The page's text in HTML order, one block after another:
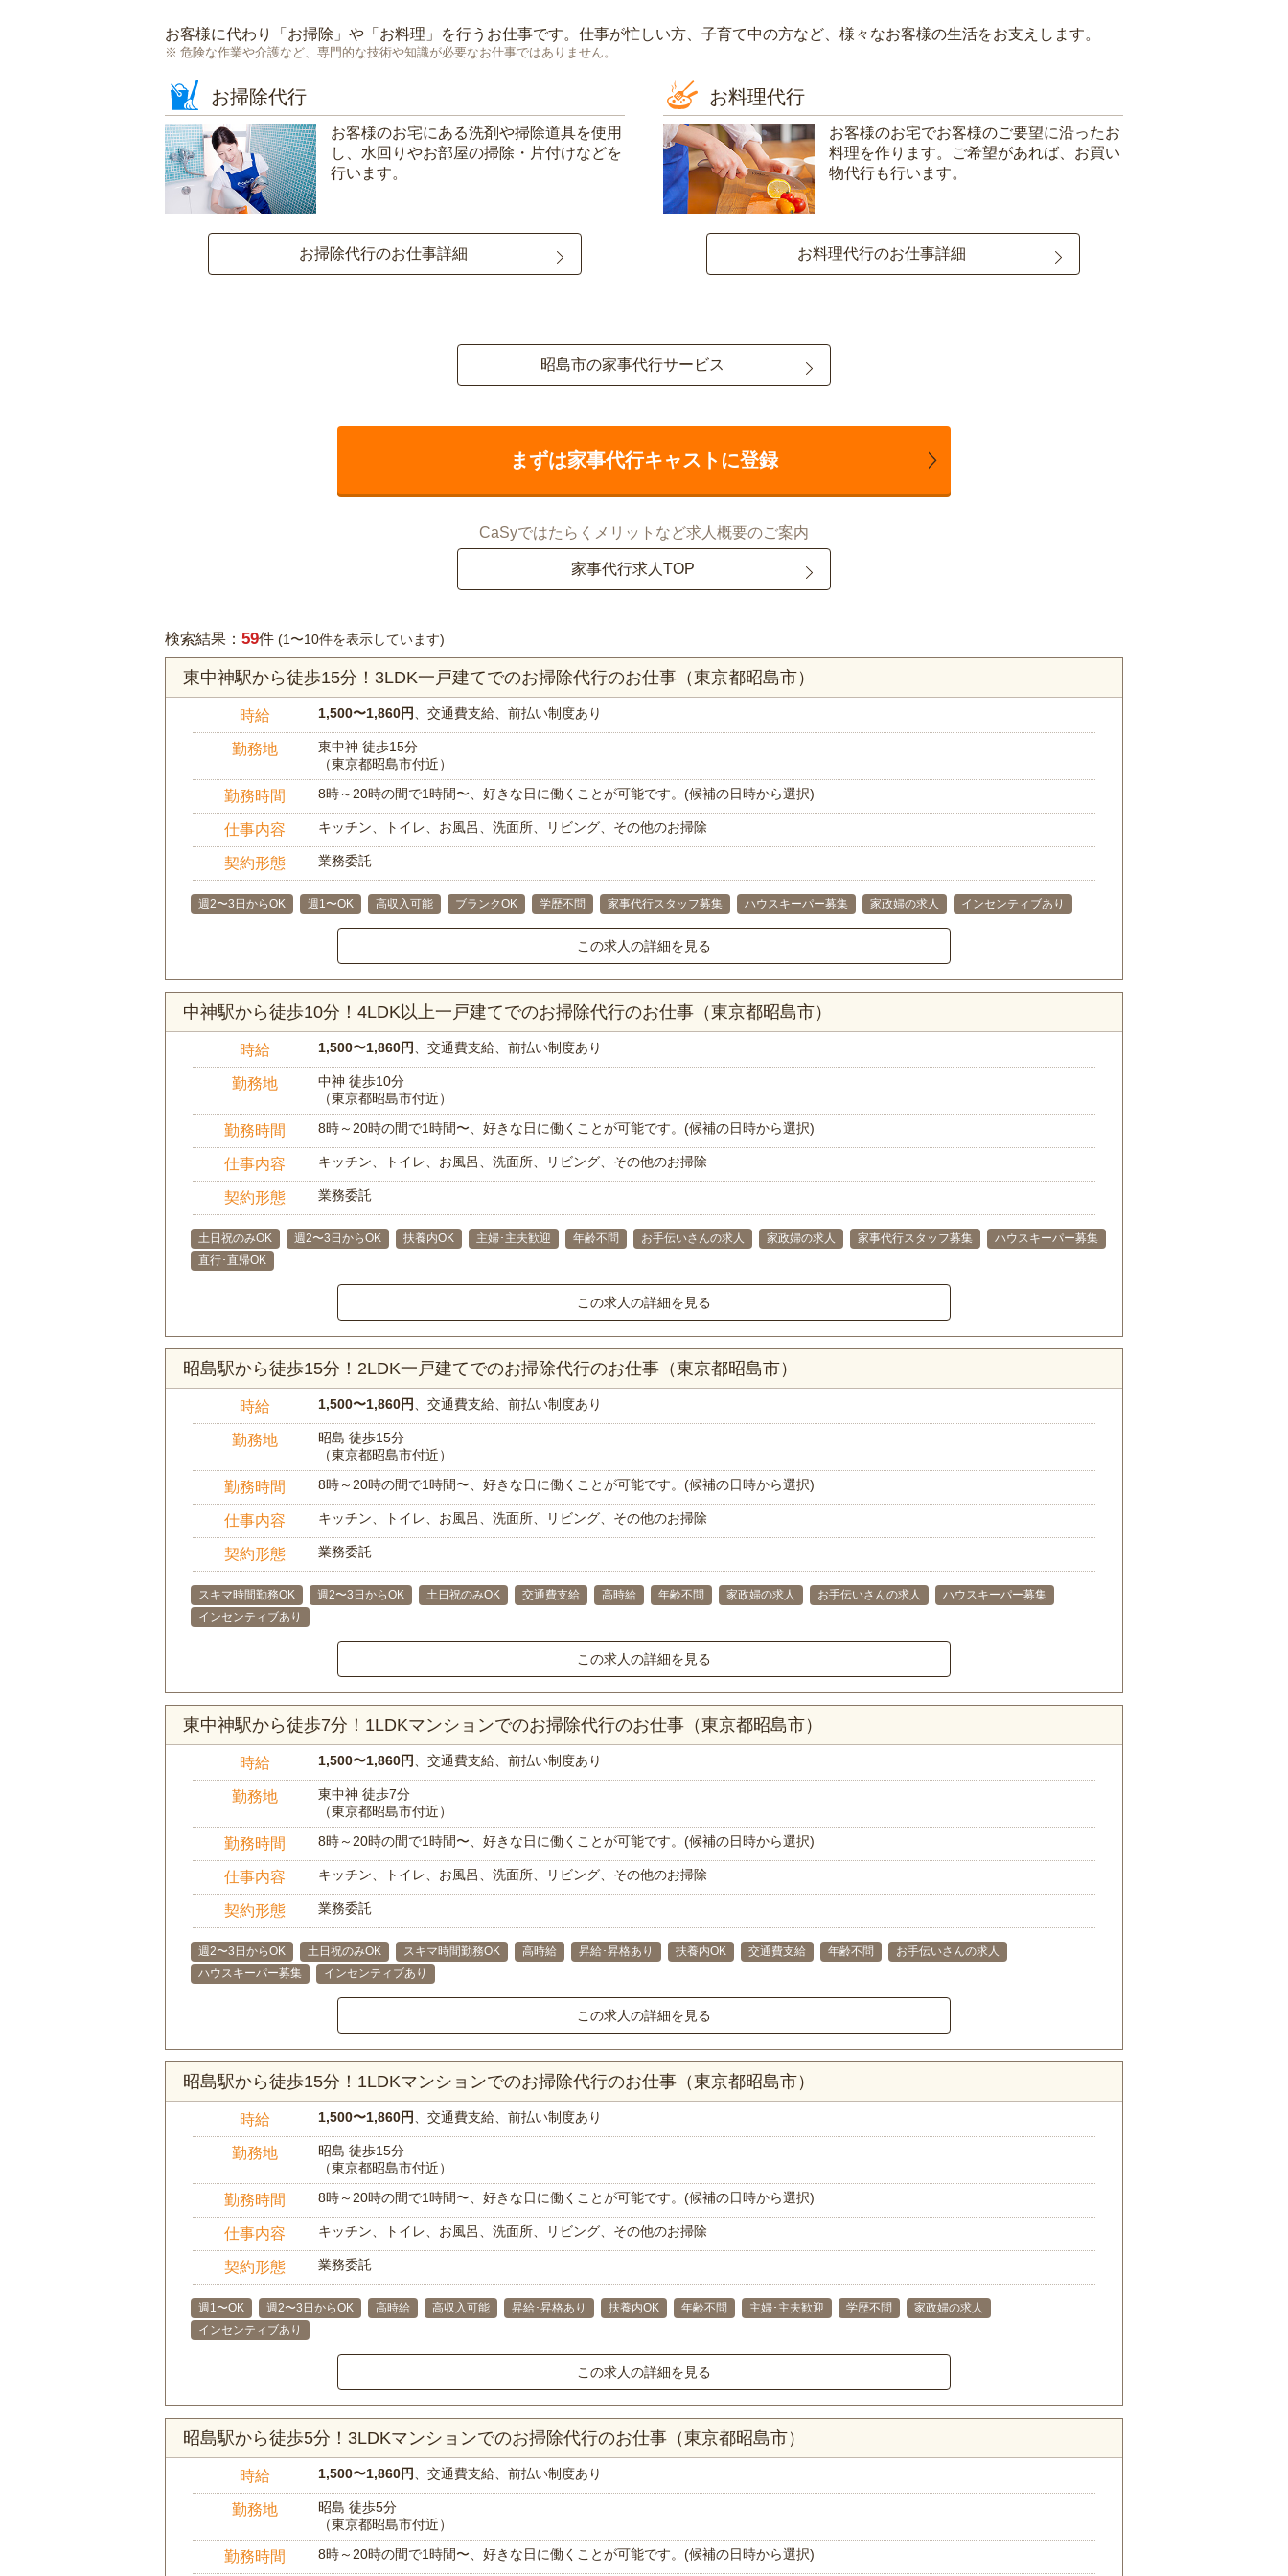
お客様に代わり「 お掃除 」や「 お料理 」を行うお仕事です。仕事が忙しい方、子育て中の方など、様々なお客様の生活をお支えします。
危険な作業や介護など、専門的な技術や知識が必要なお仕事ではありません。
お掃除代行
お客様のお宅にある洗剤や掃除道具を使用
し、水回りやお部屋の掃除・片付けなどを
行います。
お掃除代行のお仕事詳細
お料理代行
お客様のお宅でお客様のご要望に沿ったお
料理を作ります。ご希望があれば、お買い
物代行も行います。
お料理代行のお仕事詳細
昭島市の家事代行サービス
まずは家事代行キャストに登録
CaSyではたらくメリットなど求人概要のご案内
家事代行求人TOP
検索結果： 59件 (1〜10件を表示しています)
東中神駅から徒歩15分！3LDK一戸建てでのお掃除代行のお仕事（東京都昭島市）
時給 1,500〜1,860円 、交通費支給、前払い制度あり
勤務地
東中神 徒歩15分
（東京都昭島市付近）
勤務時間 8時～20時の間で1時間〜、好きな日に働くことが可能です。(候補の日時から選択)
仕事内容 キッチン、トイレ、お風呂、洗面所、リビング、その他のお掃除
契約形態 業務委託
週2〜3日からOK 週1〜OK 高収入可能 ブランクOK 学歴不問 家事代行スタッフ募集 ハウスキーパー募集 家政婦の求人 インセンティブあり
この求人の詳細を見る
中神駅から徒歩10分！4LDK以上一戸建てでのお掃除代行のお仕事（東京都昭島市）
時給 1,500〜1,860円 、交通費支給、前払い制度あり
勤務地
中神 徒歩10分
（東京都昭島市付近）
勤務時間 8時～20時の間で1時間〜、好きな日に働くことが可能です。(候補の日時から選択)
仕事内容 キッチン、トイレ、お風呂、洗面所、リビング、その他のお掃除
契約形態 業務委託
土日祝のみOK 週2〜3日からOK 扶養内OK 主婦･主夫歓迎 年齢不問 お手伝いさんの求人 家政婦の求人 家事代行スタッフ募集
ハウスキーパー募集
直行･直帰OK
この求人の詳細を見る
昭島駅から徒歩15分！2LDK一戸建てでのお掃除代行のお仕事（東京都昭島市）
時給 1,500〜1,860円 、交通費支給、前払い制度あり
勤務地
昭島 徒歩15分
（東京都昭島市付近）
勤務時間 8時～20時の間で1時間〜、好きな日に働くことが可能です。(候補の日時から選択)
仕事内容 キッチン、トイレ、お風呂、洗面所、リビング、その他のお掃除
契約形態 業務委託
スキマ時間勤務OK 週2〜3日からOK 土日祝のみOK 交通費支給 高時給 年齢不問 家政婦の求人 お手伝いさんの求人
ハウスキーパー募集
インセンティブあり
この求人の詳細を見る
東中神駅から徒歩7分！1LDKマンションでのお掃除代行のお仕事（東京都昭島市）
時給 1,500〜1,860円 、交通費支給、前払い制度あり
勤務地
東中神 徒歩7分
（東京都昭島市付近）
勤務時間 8時～20時の間で1時間〜、好きな日に働くことが可能です。(候補の日時から選択)
仕事内容 キッチン、トイレ、お風呂、洗面所、リビング、その他のお掃除
契約形態 業務委託
週2〜3日からOK 土日祝のみOK スキマ時間勤務OK 高時給 昇給･昇格あり 扶養内OK 交通費支給 年齢不問
お手伝いさんの求人
ハウスキーパー募集
インセンティブあり
この求人の詳細を見る
昭島駅から徒歩15分！1LDKマンションでのお掃除代行のお仕事（東京都昭島市）
時給 1,500〜1,860円 、交通費支給、前払い制度あり
勤務地
昭島 徒歩15分
（東京都昭島市付近）
勤務時間 8時～20時の間で1時間〜、好きな日に働くことが可能です。(候補の日時から選択)
仕事内容 キッチン、トイレ、お風呂、洗面所、リビング、その他のお掃除
契約形態 業務委託
週1〜OK 週2〜3日からOK 高時給 高収入可能 昇給･昇格あり 扶養内OK 年齢不問 主婦･主夫歓迎 学歴不問
家政婦の求人
インセンティブあり
この求人の詳細を見る
昭島駅から徒歩5分！3LDKマンションでのお掃除代行のお仕事（東京都昭島市）
時給 1,500〜1,860円 、交通費支給、前払い制度あり
勤務地
昭島 徒歩5分
（東京都昭島市付近）
勤務時間 8時～20時の間で1時間〜、好きな日に働くことが可能です。(候補の日時から選択)